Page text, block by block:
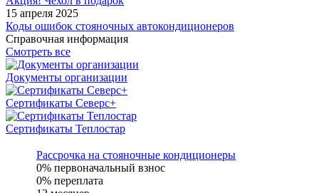
15 апреля 2025
Коды ошибок стояночных автокондиционеров
Справочная информация
Смотреть все
Документы организации
Сертификаты Северс+
Сертификаты Теплостар
Рассрочка на стояночные кондиционеры
0% первоначальный взнос
0% переплата